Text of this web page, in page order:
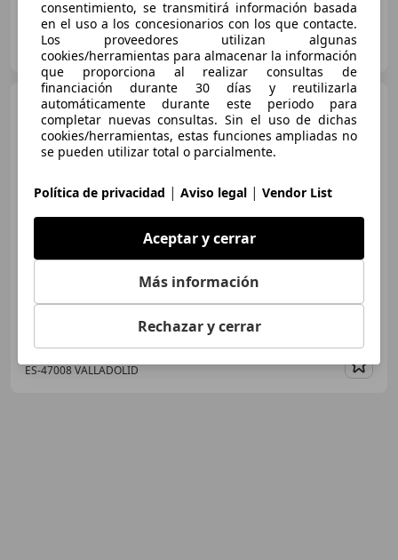
MIÑA CAR
ES-29003 MALAGA
BMW 116116d
€ 17.500
71.000 km Diésel
85 kW (116 CV)
Sensor de lluvia, Cierre centralizado
ES-47008 VALLADOLID
consentimiento, se transmitirá información basada
en el uso a los concesionarios con los que contacte.
Los proveedores utilizan algunas
cookies/herramientas para almacenar la información
que proporciona al realizar consultas de
financiación durante 30 días y reutilizarla
automáticamente durante este periodo para
completar nuevas consultas. Sin el uso de dichas
cookies/herramientas, estas funciones ampliadas no
se pueden utilizar total o parcialmente.
Política de privacidad | Aviso legal | Vendor List
Aceptar y cerrar
Más información
Rechazar y cerrar